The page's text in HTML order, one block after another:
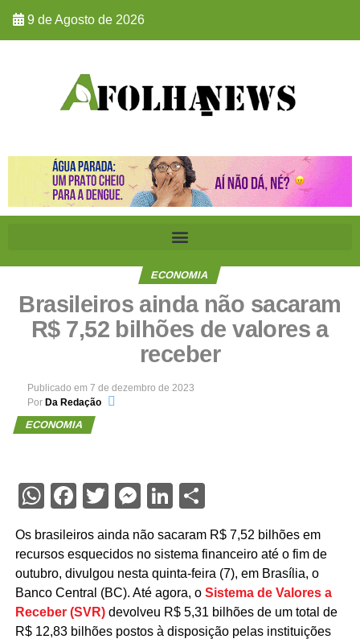
9 de Agosto de 2026
ECONOMIA
Brasileiros ainda não sacaram
R$ 7,52 bilhões de valores a
receber
Publicado em 7 de dezembro de 2023
Por Da Redação
ECONOMIA
WhatsApp
Facebook
Twitter
Messenger
LinkedIn
Share
Os brasileiros ainda não sacaram R$ 7,52 bilhões em
recursos esquecidos no sistema financeiro até o fim de
outubro, divulgou nesta quinta-feira (7), em Brasília, o
Banco Central (BC). Até agora, o Sistema de Valores a
Receber (SVR)devolveu R$ 5,31 bilhões de um total de
R$ 12,83 bilhões postos à disposição pelas instituições